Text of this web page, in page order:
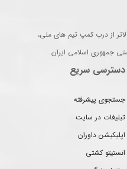
از درب کمپ تیم های ملی،
جمهوری اسلامی ایران
دسترسی سریع
جستجوی پیشرفته
تبلیغات در سایت
اپلیکیشن داوران
انستیتو کشتی